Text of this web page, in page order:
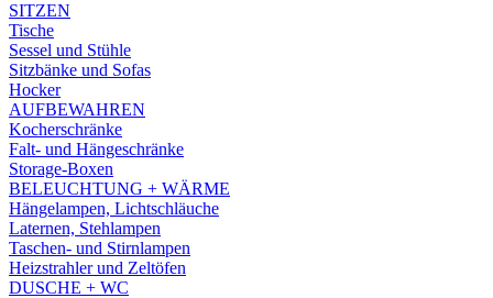
SITZEN
Tische
Sessel und Stühle
Sitzbänke und Sofas
Hocker
AUFBEWAHREN
Kocherschränke
Falt- und Hängeschränke
Storage-Boxen
BELEUCHTUNG + WÄRME
Hängelampen, Lichtschläuche
Laternen, Stehlampen
Taschen- und Stirnlampen
Heizstrahler und Zeltöfen
DUSCHE + WC